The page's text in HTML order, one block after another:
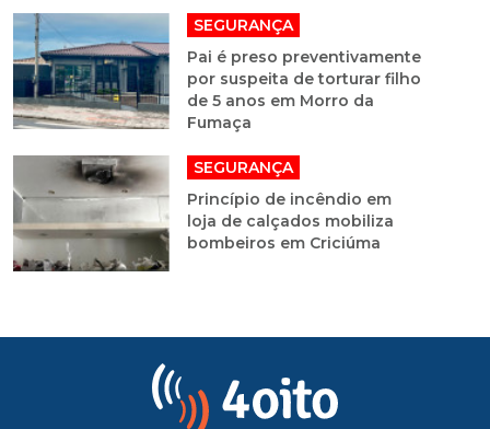
SEGURANÇA
Pai é preso preventivamente
por suspeita de torturar filho
de 5 anos em Morro da
Fumaça
SEGURANÇA
Princípio de incêndio em
loja de calçados mobiliza
bombeiros em Criciúma